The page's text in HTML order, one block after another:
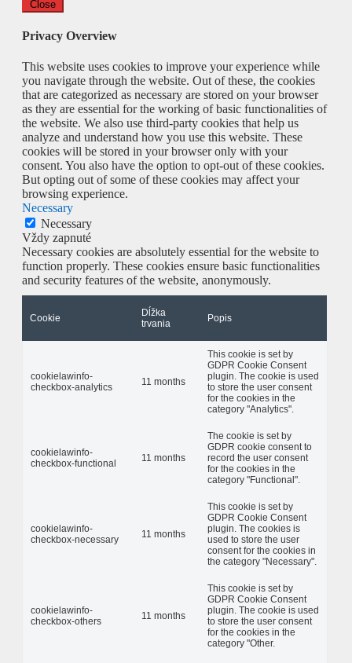
Close
Privacy Overview
This website uses cookies to improve your experience while
you navigate through the website. Out of these, the cookies
that are categorized as necessary are stored on your browser
as they are essential for the working of basic functionalities of
the website. We also use third-party cookies that help us
analyze and understand how you use this website. These
cookies will be stored in your browser only with your
consent. You also have the option to opt-out of these cookies.
But opting out of some of these cookies may affect your
browsing experience.
Necessary
Necessary
Vždy zapnuté
Necessary cookies are absolutely essential for the website to
function properly. These cookies ensure basic functionalities
and security features of the website, anonymously.
Cookie
Dĺžka
trvania
Popis
cookielawinfo-
checkbox-analytics
11 months
This cookie is set by
GDPR Cookie Consent
plugin. The cookie is used
to store the user consent
for the cookies in the
category "Analytics".
cookielawinfo-
checkbox-functional
11 months
The cookie is set by
GDPR cookie consent to
record the user consent
for the cookies in the
category "Functional".
cookielawinfo-
checkbox-necessary
11 months
This cookie is set by
GDPR Cookie Consent
plugin. The cookies is
used to store the user
consent for the cookies in
the category "Necessary".
cookielawinfo-
checkbox-others
11 months
This cookie is set by
GDPR Cookie Consent
plugin. The cookie is used
to store the user consent
for the cookies in the
category "Other.